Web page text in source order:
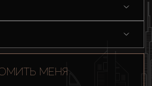
МЕНЯ